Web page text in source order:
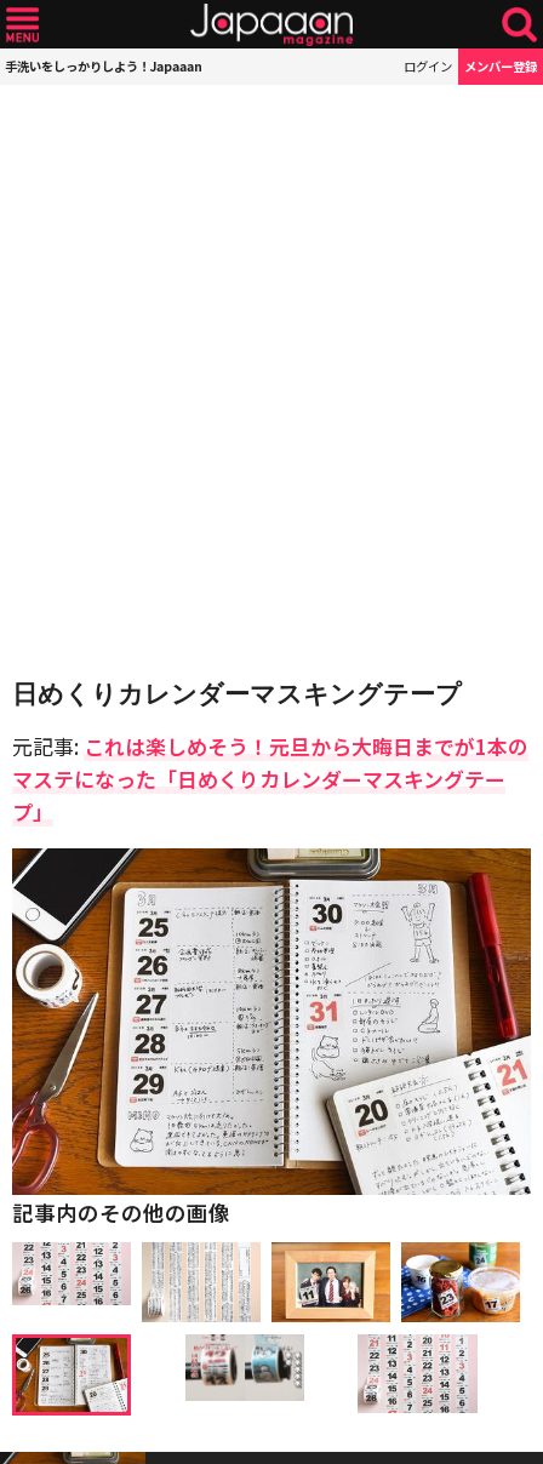
手洗いをしっかりしよう！Japaaan ログイン メンバー登録
日めくりカレンダーマスキングテープ
元記事: これは楽しめそう！元旦から大晦日までが1本の
マステになった「日めくりカレンダーマスキングテー
プ」
記事内のその他の画像